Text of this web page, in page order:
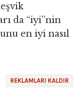
da “iyi”nin
en iyi nasıl
REKLAMLARI KALDIR